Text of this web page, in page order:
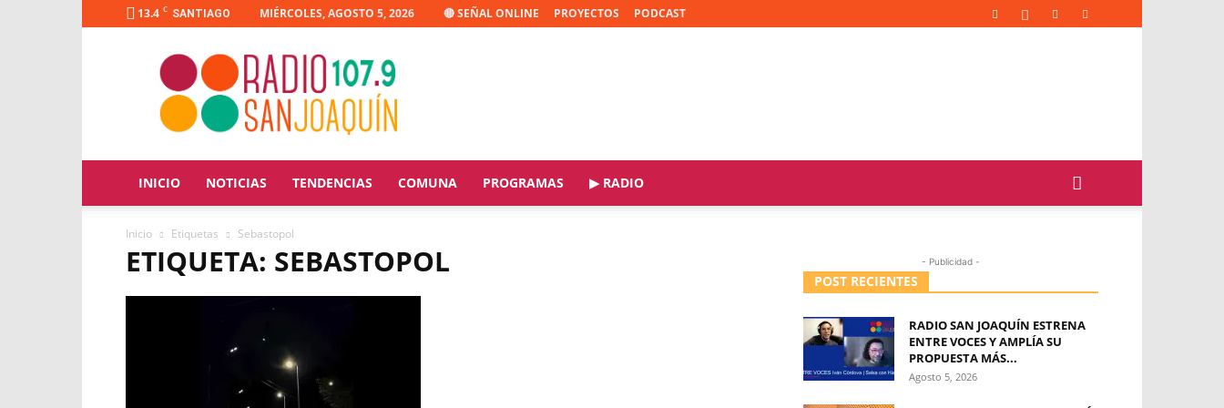
13.4 C SANTIAGO MIÉRCOLES, AGOSTO 5, 2026 🔴 SEÑAL ONLINE PROYECTOS PODCAST
Radio
Joaquín
INICIO NOTICIAS TENDENCIAS COMUNA PROGRAMAS ▶ RADIO
Inicio Etiquetas Sebastopol
ETIQUETA: SEBASTOPOL - Publicidad -
POST RECIENTES
RADIO SAN JOAQUÍN ESTRENA
ENTRE VOCES Y AMPLÍA SU
PROPUESTA MÁS...
Agosto 5, 2026